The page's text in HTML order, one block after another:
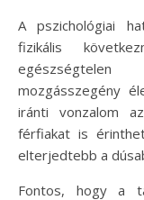
A pszichológiai
fizikális
mozgásszegény
iránti vonzalom
férfiakat is
elterjedtebb a
Fontos, hogy a